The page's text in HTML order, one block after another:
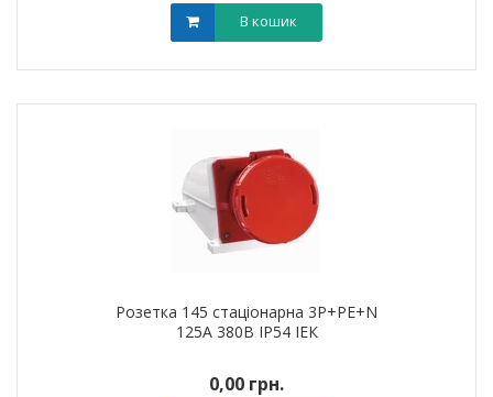
В кошик
Розетка 145 стаціонарна 3Р+PЕ+N
125А 380В IP54 ІЕК
0,00 грн.